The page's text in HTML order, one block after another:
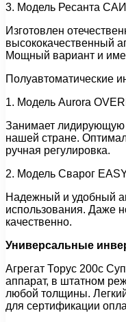
3. Модель Ресанта
Изготовлен
высококачественный
Мощный вариант и
Полуавтоматические
1. Модель Aurora
Занимает лидирующую
нашей стране.
ручная регулировка.
2. Модель Сварог
Надежный и удобный
использования. Даже
качественно.
Универсальные
Агрегат Торус 200с
аппарат, в штатном
любой толщины.
для сертификации